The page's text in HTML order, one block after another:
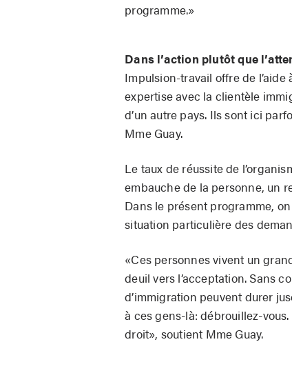
programme.»
Dans l’action plutôt que
Impulsion-travail offre de
expertise avec la clientèle
d’un autre pays. Ils sont ici
Mme Guay.
Le taux de réussite de
embauche de la personne, un
Dans le présent programme,
situation particulière des
«Ces personnes vivent un
deuil vers l’acceptation. Sans
d’immigration peuvent durer
à ces gens-là: débrouillez-
droit», soutient Mme Guay.